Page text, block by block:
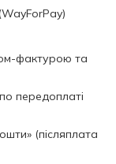
фактурою та
передоплаті
(післяплата